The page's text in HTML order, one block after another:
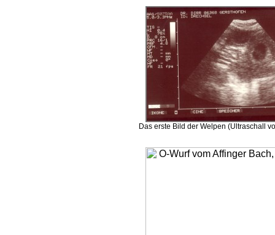
Das erste Bild der Welpen (Ultraschall